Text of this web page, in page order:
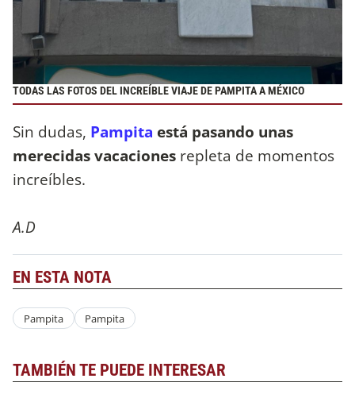
TODAS LAS FOTOS DEL INCREÍBLE VIAJE DE PAMPITA A MÉXICO
Sin dudas, Pampita está pasando unas
merecidas vacaciones repleta de momentos
increíbles.
A.D
EN ESTA NOTA
Pampita Pampita
TAMBIÉN TE PUEDE INTERESAR